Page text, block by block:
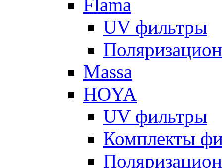
Flama
UV фильтры
Massa
HOYA
UV фильтры
Комплекты